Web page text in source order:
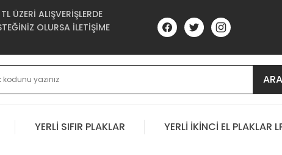
ÜZERİ ALIŞVERİŞLERDE
OLURSA İLETİŞİME
ARA
YERLİ SIFIR PLAKLAR YERLİ İKİNCİ EL PLAKLAR